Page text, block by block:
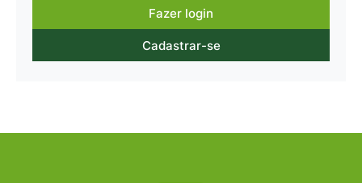
Fazer login
Cadastrar-se